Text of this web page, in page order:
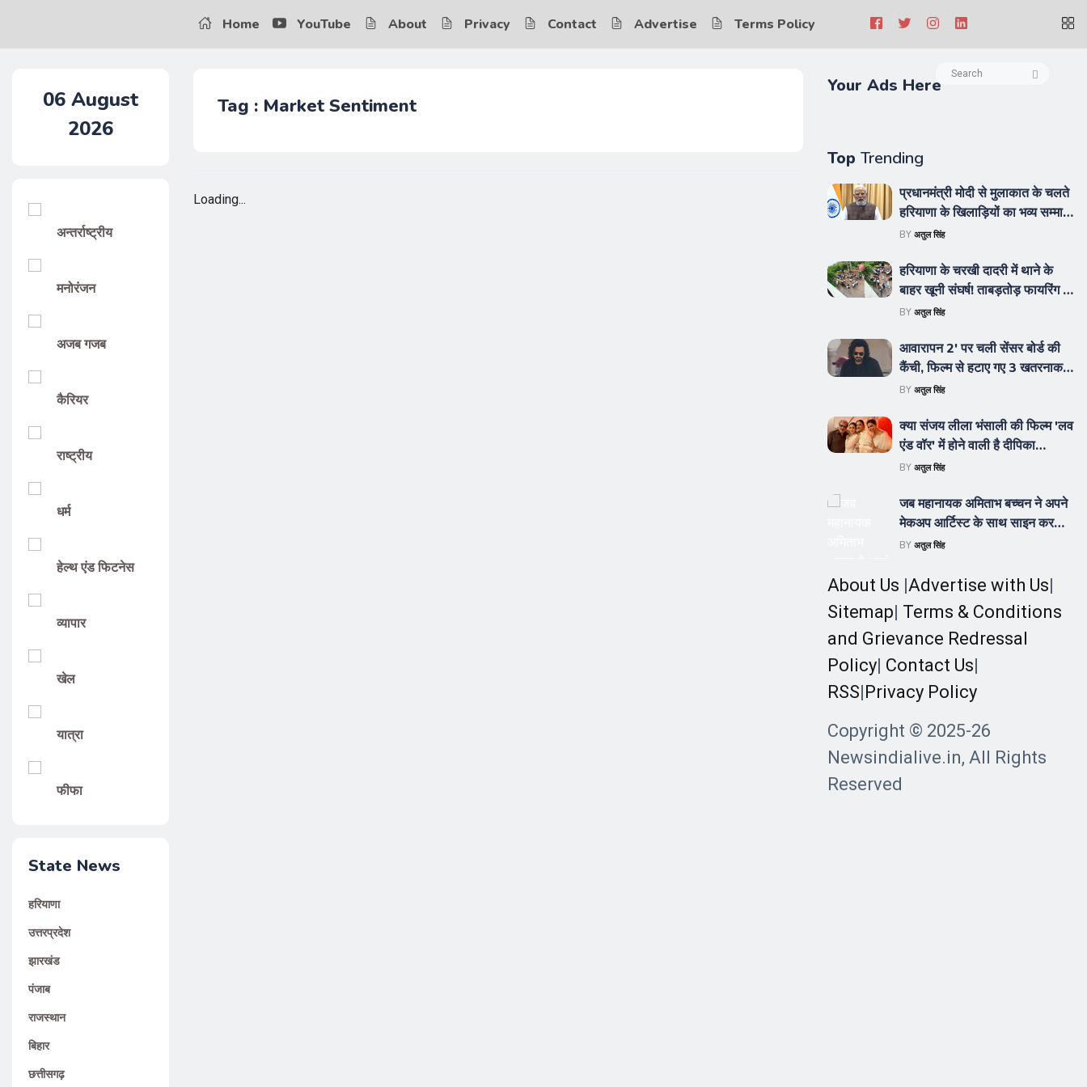
Home YouTube About Privacy Contact Advertise Terms Policy
06 August
2026
अन्तर्राष्ट्रीय
मनोरंजन
अजब गजब
कैरियर
राष्ट्रीय
धर्म
हेल्थ एंड फिटनेस
व्यापार
खेल
यात्रा
फीफा
State News
हरियाणा
उत्तरप्रदेश
झारखंड
पंजाब
राजस्थान
बिहार
छत्तीसगढ़
Tag : Market Sentiment
Loading...
Your Ads Here
Top Trending
प्रधानमंत्री मोदी से मुलाकात के चलते
हरियाणा के खिलाड़ियों का भव्य सम्मान
समारोह स्थगित, जल्द सामने आएगी नई
BY अतुल सिंह
हरियाणा के चरखी दादरी में थाने के
बाहर खूनी संघर्ष! ताबड़तोड़ फायरिंग से
दहला शहर, 6 लोगों को मारी गईं
BY अतुल सिंह
आवारापन 2' पर चली सेंसर बोर्ड की
कैंची, फिल्म से हटाए गए 3 खतरनाक
और खौफनाक वायलेंट सीन
BY अतुल सिंह
क्या संजय लीला भंसाली की फिल्म 'लव
एंड वॉर' में होने वाली है दीपिका
पादुकोण की धमाकेदार एंट्री
BY अतुल सिंह
जब महानायक अमिताभ बच्चन ने अपने
मेकअप आर्टिस्ट के साथ साइन कर
डाली थीं दो भोजपुरी फिल्में
BY अतुल सिंह
About Us |Advertise with Us|
Sitemap| Terms & Conditions
and Grievance Redressal
Policy| Contact Us|
RSS|Privacy Policy
Copyright © 2025-26
Newsindialive.in, All Rights
Reserved